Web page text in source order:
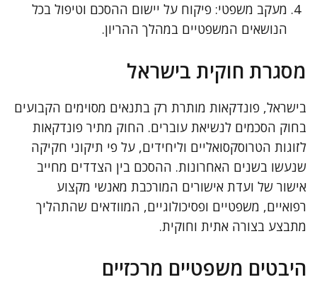
מעקב משפטי: פיקוח על יישום ההסכם וטיפול בכל
הנושאים המשפטיים במהלך ההריון.
מסגרת חוקית בישראל
בישראל, פונדקאות מותרת רק בתנאים מסוימים הקבועים
בחוק הסכמים לנשיאת עוברים. החוק מתיר פונדקאות
לזוגות הטרוסקסואליים וליחידים, על פי תיקוני חקיקה
שנעשו בשנים האחרונות. ההסכם בין הצדדים מחייב
אישור של ועדת אישורים המורכבת מאנשי מקצוע
רפואיים, משפטיים ופסיכולוגיים, המוודאים שהתהליך
מתבצע בצורה אתית וחוקית.
היבטים משפטיים מרכזיים